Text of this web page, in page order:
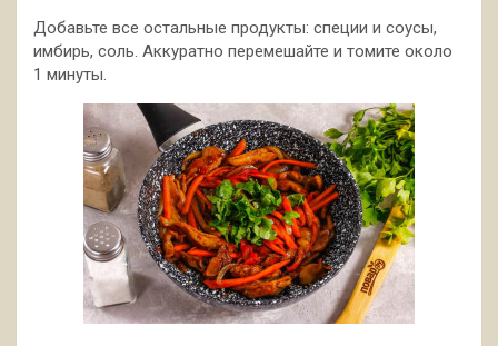
Добавьте все остальные продукты: специи и соусы,
имбирь, соль. Аккуратно перемешайте и томите около
1 минуты.